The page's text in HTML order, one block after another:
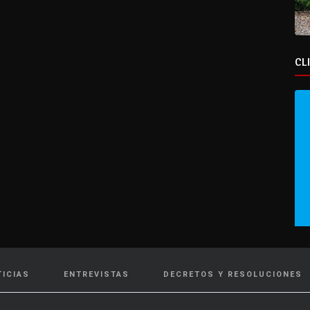
ENTREVISTAS DECRETOS Y RESOLUCIONES